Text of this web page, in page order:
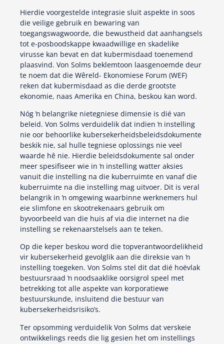
Hierdie voorgestelde integrasie sluit aspekte in soos
die veilige gebruik en bewaring van
toegangswagwoorde, die bewustheid dat aanhangsels
tot e-posboodskappe kwaadwillige en skadelike
virusse kan bevat en dat kubermisdaad toenemend
plaasvind. Von Solms beklemtoon laasgenoemde deur
te noem dat die Wêreld- Ekonomiese Forum (WEF)
reken dat kubermisdaad as die derde grootste
ekonomie, naas Amerika en China, beskou kan word.
Nóg ŉ belangrike nietegniese dimensie is dié van
beleid. Von Solms verduidelik dat indien ŉ instelling
nie oor behoorlike kubersekerheidsbeleidsdokumente
beskik nie, sal hulle tegniese oplossings nie veel
waarde hê nie. Hierdie beleidsdokumente sal onder
meer spesifiseer wie in ŉ instelling watter aksies
vanuit die instelling na die kuberruimte en vanaf die
kuberruimte na die instelling mag uitvoer. Dit is veral
belangrik in ŉ omgewing waarbinne werknemers hul
eie slimfone en skootrekenaars gebruik om
byvoorbeeld van die huis af via die internet na die
instelling se rekenaarstelsels aan te teken.
Op die keper beskou word die topverantwoordelikheid
vir kubersekerheid gevolglik aan die direksie van ŉ
instelling toegeken. Von Solms stel dit dat dié hoëvlak
bestuursraad ŉ noodsaaklike oorsigrol speel met
betrekking tot alle aspekte van korporatiewe
bestuurskunde, insluitend die bestuur van
kubersekerheidsrisiko’s.
Ter opsomming verduidelik Von Solms dat verskeie
ontwikkelings reeds die lig gesien het om instellings